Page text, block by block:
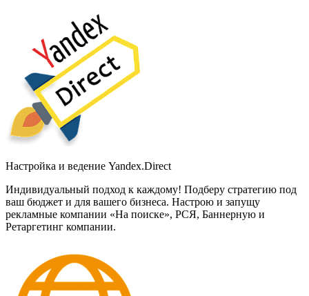
Настройка и ведение Yandex.Direct
Индивидуальный подход к каждому! Подберу стратегию под
ваш бюджет и для вашего бизнеса. Настрою и запущу
рекламные компании «На поиске», РСЯ, Баннерную и
Ретаргетинг компании.